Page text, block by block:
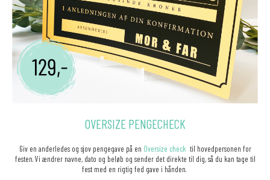
OVERSIZE PENGECHECK
Giv en anderledes og sjov pengegave på en Oversize check til hovedpersonen for
festen. Vi ændrer navne, dato og beløb og sender det direkte til dig, så du kan tage til
fest med en rigtig fed gave i hånden.